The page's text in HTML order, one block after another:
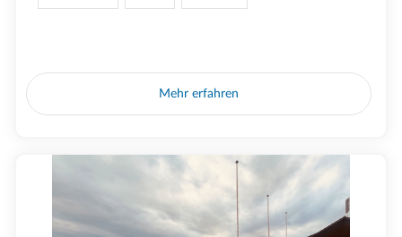
Mehr erfahren